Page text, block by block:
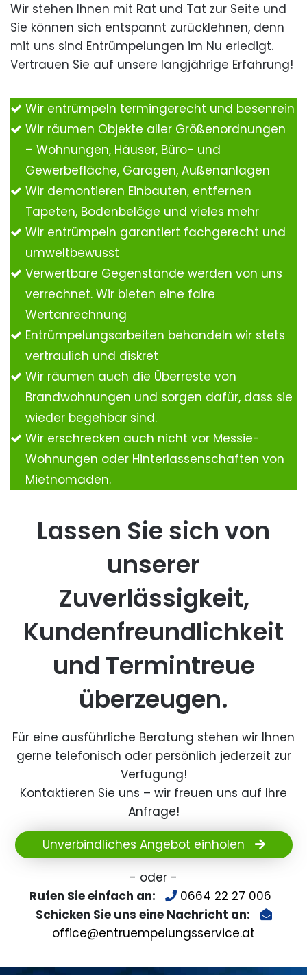
Wir stehen Ihnen mit Rat und Tat zur Seite und
Sie können sich entspannt zurücklehnen, denn
mit uns sind Entrümpelungen im Nu erledigt.
Vertrauen Sie auf unsere langjährige Erfahrung!
Wir entrümpeln termingerecht und besenrein
Wir räumen Objekte aller Größenordnungen
– Wohnungen, Häuser, Büro- und
Gewerbefläche, Garagen, Außenanlagen
Wir demontieren Einbauten, entfernen
Tapeten, Bodenbeläge und vieles mehr
Wir entrümpeln garantiert fachgerecht und
umweltbewusst
Verwertbare Gegenstände werden von uns
verrechnet. Wir bieten eine faire
Wertanrechnung
Entrümpelungsarbeiten behandeln wir stets
vertraulich und diskret
Wir räumen auch die Überreste von
Brandwohnungen und sorgen dafür, dass sie
wieder begehbar sind.
Wir erschrecken auch nicht vor Messie-
Wohnungen oder Hinterlassenschaften von
Mietnomaden.
Lassen Sie sich von
unserer
Zuverlässigkeit,
Kundenfreundlichkeit
und Termintreue
überzeugen.
Für eine ausführliche Beratung stehen wir Ihnen
gerne telefonisch oder persönlich jederzeit zur
Verfügung!
Kontaktieren Sie uns – wir freuen uns auf Ihre
Anfrage!
Unverbindliches Angebot einholen
- oder -
Rufen Sie einfach an:
0664 22 27 006
Schicken Sie uns eine Nachricht an:
office@entruempelungsservice.at